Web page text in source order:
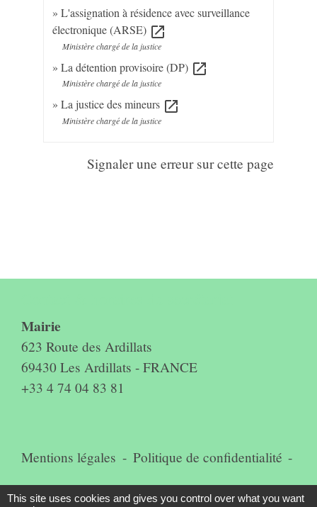
L'assignation à résidence avec surveillance
électronique (ARSE) open_in_new
Ministère chargé de la justice
La détention provisoire (DP) open_in_new
Ministère chargé de la justice
La justice des mineurs open_in_new
Ministère chargé de la justice
Signaler une erreur sur cette page
Mairie
623 Route des Ardillats
69430 Les Ardillats - FRANCE
+33 4 74 04 83 81
Mentions légales - Politique de confidentialité -
Accessibilité - Plan du site -
This site uses cookies and gives you control over what you want